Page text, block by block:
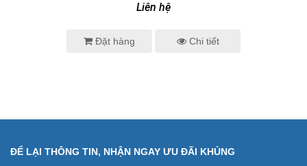
Liên hệ
Đặt hàng Chi tiết
ĐỂ LẠI THÔNG TIN, NHẬN NGAY ƯU ĐÃI KHỦNG